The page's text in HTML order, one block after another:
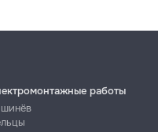
работы